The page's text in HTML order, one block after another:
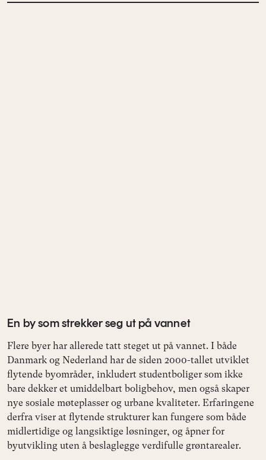
En by som strekker seg ut på vannet
Flere byer har allerede tatt steget ut på vannet. I både
Danmark og Nederland har de siden 2000-tallet utviklet
flytende byområder, inkludert studentboliger som ikke
bare dekker et umiddelbart boligbehov, men også skaper
nye sosiale møteplasser og urbane kvaliteter. Erfaringene
derfra viser at flytende strukturer kan fungere som både
midlertidige og langsiktige løsninger, og åpner for
byutvikling uten å beslaglegge verdifulle grøntarealer.